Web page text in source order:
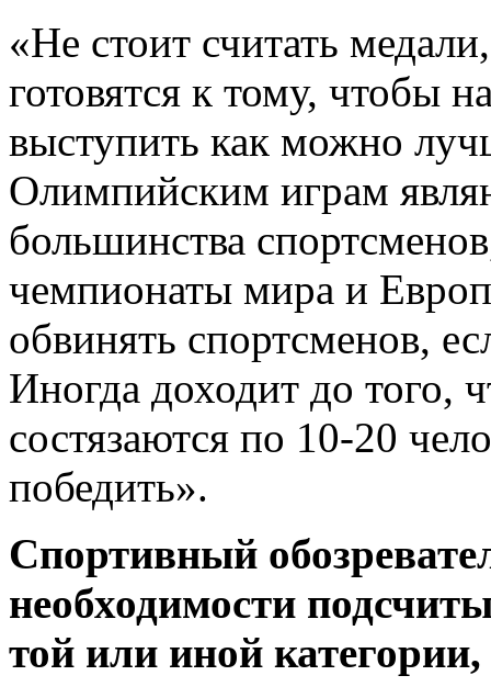
«Не стоит считать
готовятся к тому, чтобы
выступить как можно
Олимпийским играм
большинства
чемпионаты мира и
обвинять спортсменов,
Иногда доходит до того,
состязаются по 10-20
победить».
Спортивный
необходимости
той или иной